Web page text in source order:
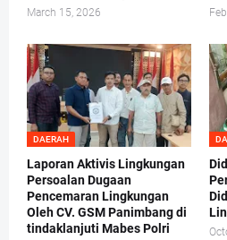
March 15, 2026
DAERAH
Laporan Aktivis Lingkungan
Persoalan Dugaan
Pencemaran Lingkungan
Oleh CV. GSM Panimbang di
tindaklanjuti Mabes Polri